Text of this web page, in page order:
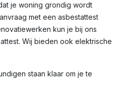
je woning grondig wordt
met een asbestattest
kun je bij ons
Wij bieden ook elektrische
staan klaar om je te